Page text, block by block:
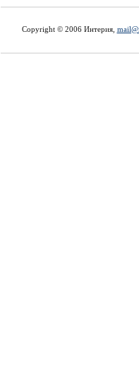
Copyright © 2006 Интерия,